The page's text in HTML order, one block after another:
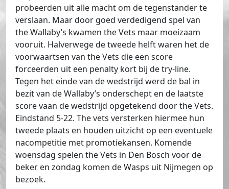
probeerden uit alle macht om de tegenstander te
verslaan. Maar door goed verdedigend spel van
the Wallaby’s kwamen the Vets maar moeizaam
vooruit. Halverwege de tweede helft waren het de
voorwaartsen van the Vets die een score
forceerden uit een penalty kort bij de try-line.
Tegen het einde van de wedstrijd werd de bal in
bezit van de Wallaby’s onderschept en de laatste
score vaan de wedstrijd opgetekend door the Vets.
Eindstand 5-22. The vets versterken hiermee hun
tweede plaats en houden uitzicht op een eventuele
nacompetitie met promotiekansen. Komende
woensdag spelen the Vets in Den Bosch voor de
beker en zondag komen de Wasps uit Nijmegen op
bezoek.